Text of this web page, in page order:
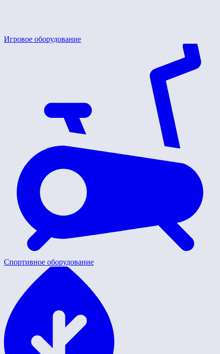
Игровое оборудование
Спортивное оборудование